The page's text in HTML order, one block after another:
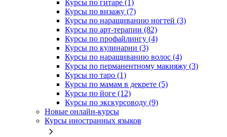
Курсы по гитаре (1)
Курсы по визажу (7)
Курсы по наращиванию ногтей (3)
Курсы по арт-терапии (82)
Курсы по профайлингу (4)
Курсы по кулинарии (3)
Курсы по наращиванию волос (4)
Курсы по перманентному макияжу (3)
Курсы по таро (1)
Курсы по мамам в декрете (5)
Курсы по йоге (12)
Курсы по экскурсоводу (9)
Новые онлайн‑курсы
Курсы иностранных языков